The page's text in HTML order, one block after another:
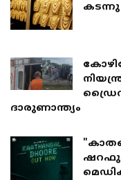
കടന്നു
ദാരുണാന്ത്യം